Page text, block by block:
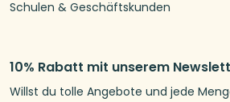
Schulen & Geschäftskunden
10% Rabatt mit unserem
Willst du tolle Angebote und jede